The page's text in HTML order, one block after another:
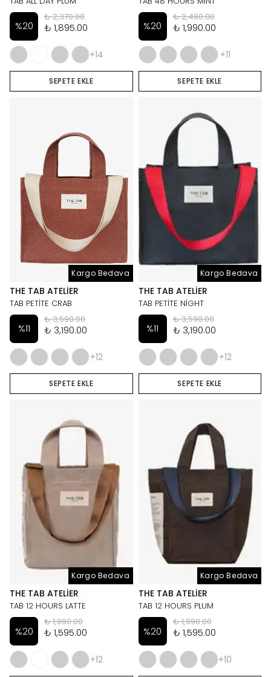
%20
₺ 2,370.00
₺ 1,895.00
+14
SEPETE EKLE
%20
₺ 2,490.00
₺ 1,990.00
+11
SEPETE EKLE
Kargo Bedava
THE TAB ATELIER
TAB PETİTE CRAB
%11
₺ 3,590.00
₺ 3,190.00
+12
SEPETE EKLE
Kargo Bedava
THE TAB ATELIER
TAB PETİTE NİGHT
%11
₺ 3,590.00
₺ 3,190.00
+12
SEPETE EKLE
Kargo Bedava
THE TAB ATELIER
TAB 12 HOURS LATTE
%20
₺ 1,990.00
₺ 1,595.00
+12
Kargo Bedava
THE TAB ATELIER
TAB 12 HOURS PLUM
%20
₺ 1,990.00
₺ 1,595.00
+10